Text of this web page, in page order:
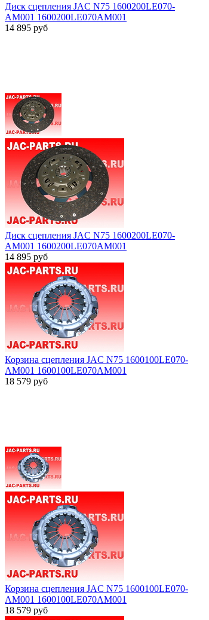
Диск сцепления JAC N75 1600200LE070-
AM001 1600200LE070AM001
14 895 руб
Диск сцепления JAC N75 1600200LE070-
AM001 1600200LE070AM001
14 895 руб
Корзина сцепления JAC N75 1600100LE070-
AM001 1600100LE070AM001
18 579 руб
Корзина сцепления JAC N75 1600100LE070-
AM001 1600100LE070AM001
18 579 руб